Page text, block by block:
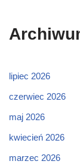
lipiec 2026
czerwiec 2026
maj 2026
kwiecień 2026
marzec 2026